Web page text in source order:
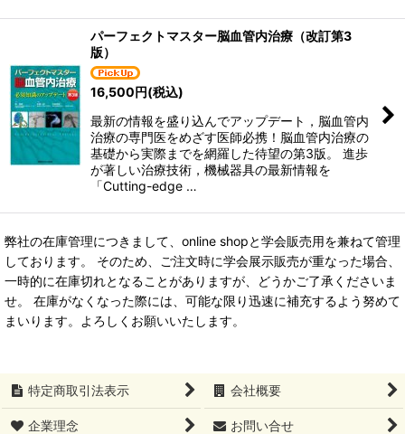
パーフェクトマスター脳血管内治療（改訂第3
版）
16,500円(税込)
最新の情報を盛り込んでアップデート，脳血管内
治療の専門医をめざす医師必携！脳血管内治療の
基礎から実際までを網羅した待望の第3版。 進歩
が著しい治療技術，機械器具の最新情報を
「Cutting-edge …
弊社の在庫管理につきまして、online shopと学会販売用を兼ねて管理
しております。 そのため、ご注文時に学会展示販売が重なった場合、
一時的に在庫切れとなることがありますが、どうかご了承くださいま
せ。 在庫がなくなった際には、可能な限り迅速に補充するよう努めて
まいります。よろしくお願いいたします。
特定商取引法表示 会社概要
企業理念 お問い合せ